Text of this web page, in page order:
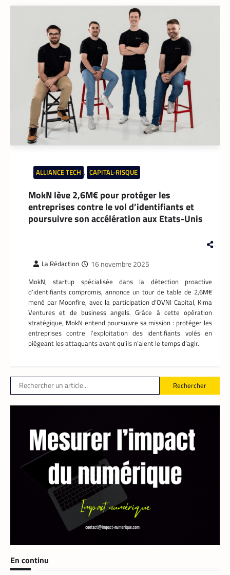
ALLIANCE TECH , CAPITAL-RISQUE
MokN lève 2,6M€ pour protéger les
entreprises contre le vol d’identifiants et
poursuivre son accélération aux Etats-Unis
La Rédaction 16 novembre 2025
MokN, startup spécialisée dans la détection proactive
d’identifiants compromis, annonce un tour de table de 2,6M€
mené par Moonfire, avec la participation d’OVNI Capital, Kima
Ventures et de business angels. Grâce à cette opération
stratégique, MokN entend poursuivre sa mission : protéger les
entreprises contre l’exploitation des identifiants volés en
piégeant les attaquants avant qu’ils n’aient le temps d’agir.
Rechercher
En continu
APPLICATION TECH AFRIQUE
Prosuma et Yango Food : un partenariat qui
impacte le marché du travail ivoirien
La Rédaction 10 mai 2026
Le partenariat entre Prosuma et Yango
Food promet de transformer le commerce
ivoirien en stimulant l’emploi local,
digitalisant les métiers de la livraison et
et inclusive.
TECH MONDE , VTC
Heetch : désormais, les passagers peuvent
définir directement le prix de leur course
La Rédaction 25 mai 2026
en permettant aux passagers et aux
chauffeurs de fixer directement et d’un
commun accord les tarifs.
Mobile money, cryptomonnaie : PayPal abat
deux cartes maîtresses pour s’imposer en